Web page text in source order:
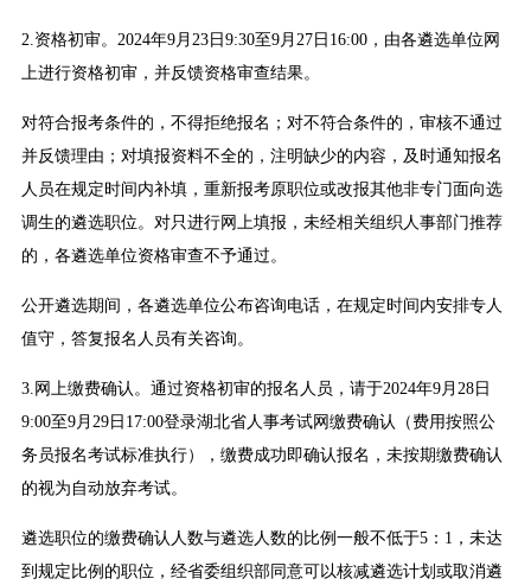
2.资格初审。2024年9月23日9:30至9月27日16:00，由各遴选单位网
上进行资格初审，并反馈资格审查结果。
对符合报考条件的，不得拒绝报名；对不符合条件的，审核不通过
并反馈理由；对填报资料不全的，注明缺少的内容，及时通知报名
人员在规定时间内补填，重新报考原职位或改报其他非专门面向选
调生的遴选职位。对只进行网上填报，未经相关组织人事部门推荐
的，各遴选单位资格审查不予通过。
公开遴选期间，各遴选单位公布咨询电话，在规定时间内安排专人
值守，答复报名人员有关咨询。
3.网上缴费确认。通过资格初审的报名人员，请于2024年9月28日
9:00至9月29日17:00登录湖北省人事考试网缴费确认（费用按照公
务员报名考试标准执行），缴费成功即确认报名，未按期缴费确认
的视为自动放弃考试。
遴选职位的缴费确认人数与遴选人数的比例一般不低于5：1，未达
到规定比例的职位，经省委组织部同意可以核减遴选计划或取消遴